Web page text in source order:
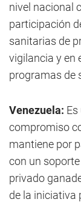
nivel nacional
participación
sanitarias de
vigilancia y en
programas de
Venezuela:
compromiso
mantiene por
con un
privado
de la iniciativa